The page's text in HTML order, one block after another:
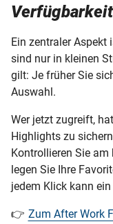
Verfügbarkeit
Ein zentraler Aspekt
sind nur in kleinen
gilt: Je früher Sie
Auswahl.
Wer jetzt zugreift,
Highlights zu
Kontrollieren Sie
legen Sie Ihre
jedem Klick kann
👉 Zum After Work